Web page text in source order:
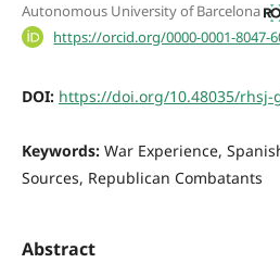
Autonomous University of Barcelona
https://orcid.org/0000-0001-8047-
DOI: https://doi.org/10.48035/rhsj-
Keywords: War Experience,
Sources, Republican Combatants
Abstract